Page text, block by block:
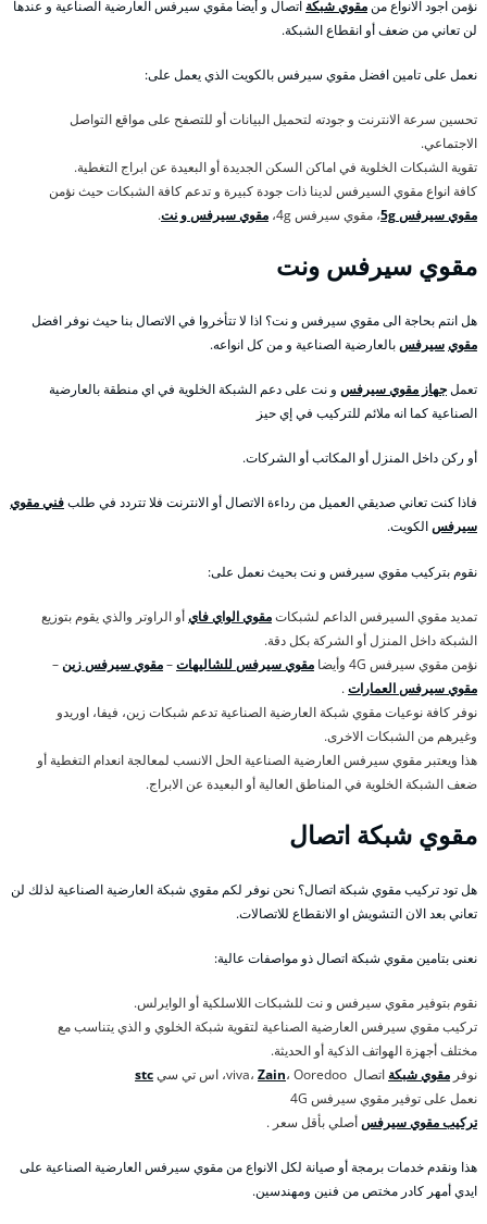
نؤمن اجود الانواع منمقوي شبكة اتصال و أيضا مقوي سيرفس العارضية الصناعية و عندها
لن تعاني من ضعف أو انقطاع الشبكة.
نعمل على تامين افضل مقوي سيرفس بالكويت الذي يعمل على:
تحسين سرعة الانترنت و جودته لتحميل البيانات أو للتصفح على مواقع التواصل
الاجتماعي.
تقوية الشبكات الخلوية في اماكن السكن الجديدة أو البعيدة عن ابراج التغطية.
كافة انواع مقوي السيرفس لدينا ذات جودة كبيرة و تدعم كافة الشبكات حيث نؤمن
مقوي سيرفس 5g
، مقوي سيرفس 4g، مقوي سيرفس و نت.
مقوي سيرفس ونت
هل انتم بحاجة الى مقوي سيرفس و نت؟ اذا لا تتأخروا في الاتصال بنا حيث نوفر افضل
مقويسيرفسبالعارضية الصناعية و من كل انواعه.
تعملجهاز مقوي سيرفس و نت على دعم الشبكة الخلوية في اي منطقة بالعارضية
الصناعية كما انه ملائم للتركيب في إي حيز
أو ركن داخل المنزل أو المكاتب أو الشركات.
فاذا كنت تعاني صديقي العميل من رداءة الاتصال أو الانترنت فلا تتردد في طلبفني مقوي
سيرفسالكويت.
نقوم بتركيب مقوي سيرفس و نت بحيث نعمل على:
تمديد مقوي السيرفس الداعم لشبكاتمقوي الواي فايأو الراوتر والذي يقوم بتوزيع
الشبكة داخل المنزل أو الشركة بكل دقة.
نؤمن مقوي سيرفس 4G وأيضا
مقوي سيرفس للشاليهات–مقوي سيرفس زين–
مقوي سيرفس العمارات.
نوفر كافة نوعيات مقوي شبكة العارضية الصناعية تدعم شبكات زين، فيفا، اوريدو
وغيرهم من الشبكات الاخرى.
هذا ويعتبر مقوي سيرفس العارضية الصناعية الحل الانسب لمعالجة انعدام التغطية أو
ضعف الشبكة الخلوية في المناطق العالية أو البعيدة عن الابراج.
مقوي شبكة اتصال
هل تود تركيب مقوي شبكة اتصال؟ نحن نوفر لكم مقوي شبكة العارضية الصناعية لذلك لن
تعاني بعد الان التشويش او الانقطاع للاتصالات.
نعنى بتامين مقوي شبكة اتصال ذو مواصفات عالية:
نقوم بتوفير مقوي سيرفس و نت للشبكات اللاسلكية أو الوايرلس.
تركيب مقوي سيرفس العارضية الصناعية لتقوية شبكة الخلوي و الذي يتناسب مع
مختلف أجهزة الهواتف الذكية أو الحديثة.
نوفر مقوي شبكة اتصال viva، Zain، Ooredoo، اس تي سي
stc
نعمل على توفير مقوي سيرفس 4G
تركيب مقوي سيرفسأصلي بأقل سعر .
هذا ونقدم خدمات برمجة أو صيانة لكل الانواع من مقوي سيرفس العارضية الصناعية على
ايدي أمهر كادر مختص من فنين ومهندسين.